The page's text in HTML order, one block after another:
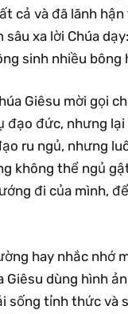
cả và đã lãnh
xa lời Chúa
sinh nhiều bông
Giêsu mời gọi
đạo đức, nhưng
ru ngủ, nhưng
không thể ngủ
đi của mình,
hay nhắc nhớ
Giêsu dùng hình
sống tỉnh thức và